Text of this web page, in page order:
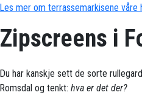
Les mer om terrassemarkisene våre
Zipscreens i
Du har kanskje sett de sorte
Romsdal og tenkt: hva er det der?